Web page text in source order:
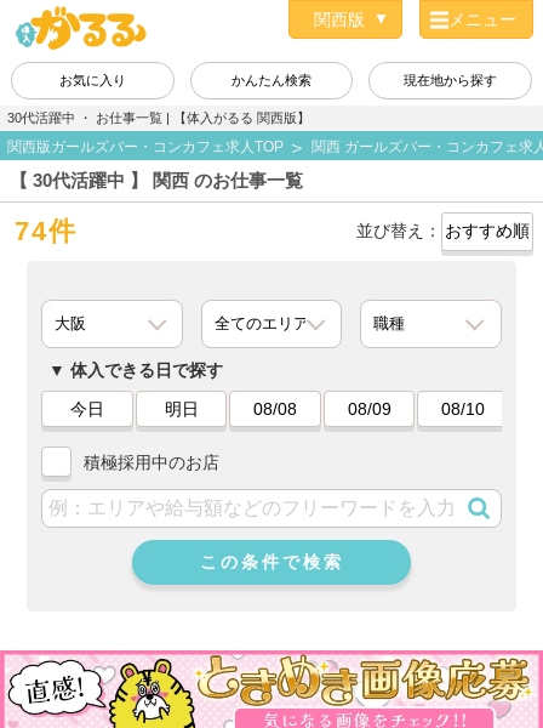
メニュー
お気に入り かんたん検索 現在地から探す
30代活躍中 ・ お仕事一覧 | 【体入がるる 関西版】
関西版ガールズバー・コンカフェ求人TOP 関西 ガールズバー・コンカフェ求
【 30代活躍中 】 関西 のお仕事一覧
74件 並び替え：
体入できる日で探す
今日
明日 08/08 08/09 08/10
積極採用中のお店
この条件で検索